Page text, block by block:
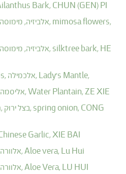
Bark, CHUN (GEN) PI
אלביזיה, מימוסה, mimosa flowers,
אלביזיה, מימוסה, silktree bark, HE
אלכמילה, Lady's Mantle,
אליסמה, Water Plantain, ZE XIE
בצל ירוק, spring onion, CONG
Garlic, XIE BAI
אלוורה, Aloe vera, Lu Hui
אלוורה, Aloe Vera, LU HUI